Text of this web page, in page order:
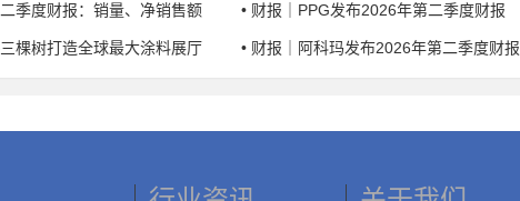
季度财报：销量、净销售额 • 财报｜PPG发布2026年第二季度财报
棵树打造全球最大涂料展厅 • 财报｜阿科玛发布2026年第二季度财报